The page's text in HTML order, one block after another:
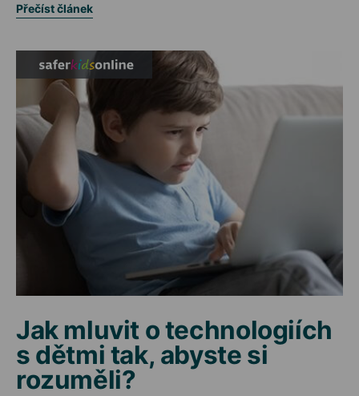
Přečíst článek
Jak mluvit o technologiích
s dětmi tak, abyste si
rozuměli?